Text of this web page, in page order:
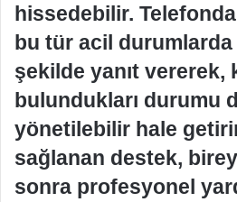
hissedebilir.
bu tür acil durumlarda
şekilde yanıt vererek,
bulundukları durumu
yönetilebilir hale
sağlanan destek,
sonra profesyonel